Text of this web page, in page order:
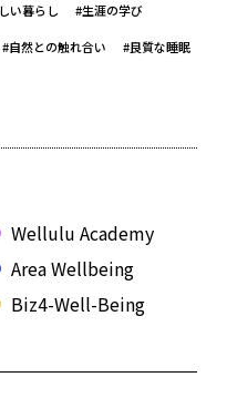
い暮らし #生涯の学び
#自然との触れ合い #良質な睡眠
Biz4-Well-Being
Wellulu Academy
Area Wellbeing